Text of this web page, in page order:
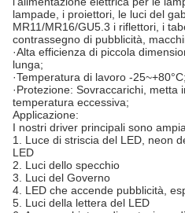
lampade, i proiettori, le luci del
MR11/MR16/GU5.3 i riflettori, i
contrassegno di pubblicità,
·Alta efficienza di piccola
lunga;
·Temperatura di lavoro -25~+80°C;
·Protezione: Sovraccarichi, metta
temperatura eccessiva;
Applicazione:
I nostri driver principali sono
1. Luce di striscia del LED, neon
LED
2. Luci dello specchio
3. Luci del Governo
4. LED che accende pubblicità,
5. Luci della lettera del LED